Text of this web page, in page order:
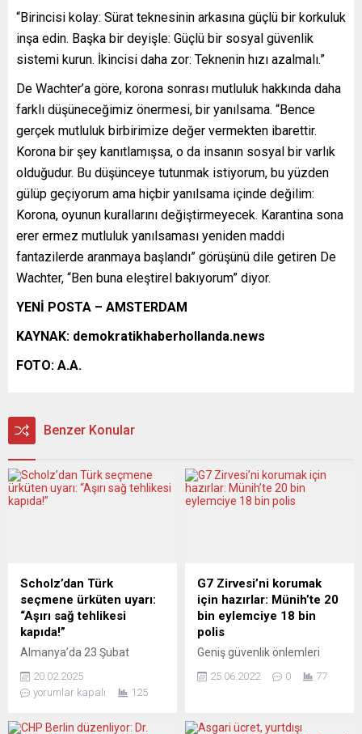
“Birincisi kolay: Sürat teknesinin arkasına güçlü bir korkuluk
inşa edin. Başka bir deyişle: Güçlü bir sosyal güvenlik
sistemi kurun. İkincisi daha zor: Teknenin hızı azalmalı.”
De Wachter’a göre, korona sonrası mutluluk hakkında daha
farklı düşüneceğimiz önermesi, bir yanılsama. “Bence
gerçek mutluluk birbirimize değer vermekten ibarettir.
Korona bir şey kanıtlamışsa, o da insanın sosyal bir varlık
olduğudur. Bu düşünceye tutunmak istiyorum, bu yüzden
gülüp geçiyorum ama hiçbir yanılsama içinde değilim:
Korona, oyunun kurallarını değiştirmeyecek. Karantina sona
erer ermez mutluluk yanılsaması yeniden maddi
fantazilerde aranmaya başlandı” görüşünü dile getiren De
Wachter, “Ben buna eleştirel bakıyorum” diyor.
YENİ POSTA – AMSTERDAM
KAYNAK: demokratikhaberhollanda.news
FOTO: A.A.
Benzer Konular
Scholz’dan Türk
seçmene ürküten uyarı:
“Aşırı sağ tehlikesi
kapıda!”
Almanya’da 23 Şubat
Federal Parlamento
seçimlerine günler kala
Başbakan Olaf Scholz,
20.02.2025
yorumlar kapalı
125
G7 Zirvesi’ni korumak
için hazırlar: Münih’te 20
bin eylemciye 18 bin
polis
Geniş güvenlik önlemleri
çerçevesinde gerçekleşecek
olan Almanya’nın Bavyera
25.06.2022 0 77